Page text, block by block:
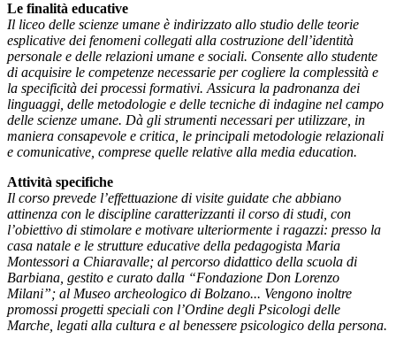
Le finalità educative
Il liceo delle scienze umane è indirizzato allo studio delle teorie
esplicative dei fenomeni collegati alla costruzione dell’identità
personale e delle relazioni umane e sociali. Consente allo studente
di acquisire le competenze necessarie per cogliere la complessità e
la specificità dei processi formativi. Assicura la padronanza dei
linguaggi, delle metodologie e delle tecniche di indagine nel campo
delle scienze umane. Dà gli strumenti necessari per utilizzare, in
maniera consapevole e critica, le principali metodologie relazionali
e comunicative, comprese quelle relative alla media education.
Attività specifiche
Il corso prevede l’effettuazione di visite guidate che abbiano
attinenza con le discipline caratterizzanti il corso di studi, con
l’obiettivo di stimolare e motivare ulteriormente i ragazzi: presso la
casa natale e le strutture educative della pedagogista Maria
Montessori a Chiaravalle; al percorso didattico della scuola di
Barbiana, gestito e curato dalla “Fondazione Don Lorenzo
Milani”; al Museo archeologico di Bolzano... Vengono inoltre
promossi progetti speciali con l’Ordine degli Psicologi delle
Marche, legati alla cultura e al benessere psicologico della persona.